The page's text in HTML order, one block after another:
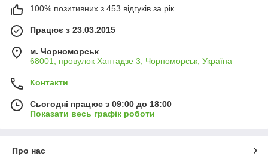
100% позитивних з 453 відгуків за рік
Працює з 23.03.2015
м. Чорноморськ
68001, провулок Хантадзе 3, Чорноморськ, Україна
Контакти
Сьогодні працює з 09:00 до 18:00
Показати весь графік роботи
Про нас